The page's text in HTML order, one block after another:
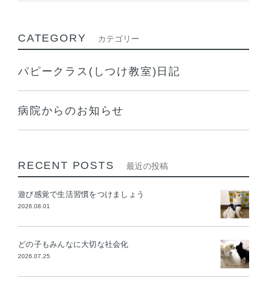
CATEGORY カテゴリー
パピークラス(しつけ教室)日記
病院からのお知らせ
RECENT POSTS 最近の投稿
遊び感覚で生活習慣をつけましょう
2026.08.01
どの子もみんなに大切な社会化
2026.07.25